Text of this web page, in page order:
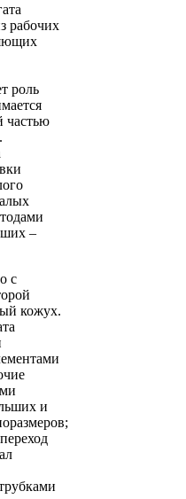
рабочих
роль
частью
–
с
кожух.
и